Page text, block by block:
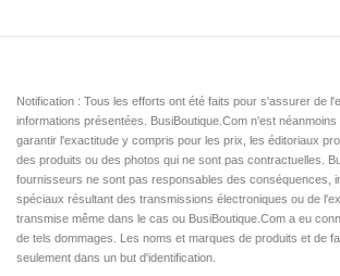
Notification : Tous les efforts ont été faits pour s'assurer de
informations présentées. BusiBoutique.Com n'est
garantir l'exactitude y compris pour les prix, les éditoriaux
des produits ou des photos qui ne sont pas contractuelles.
fournisseurs ne sont pas responsables des conséquences,
spéciaux résultant des transmissions électroniques ou de
transmise même dans le cas ou BusiBoutique.Com a eu
de tels dommages. Les noms et marques de produits et de
seulement dans un but d'identification.